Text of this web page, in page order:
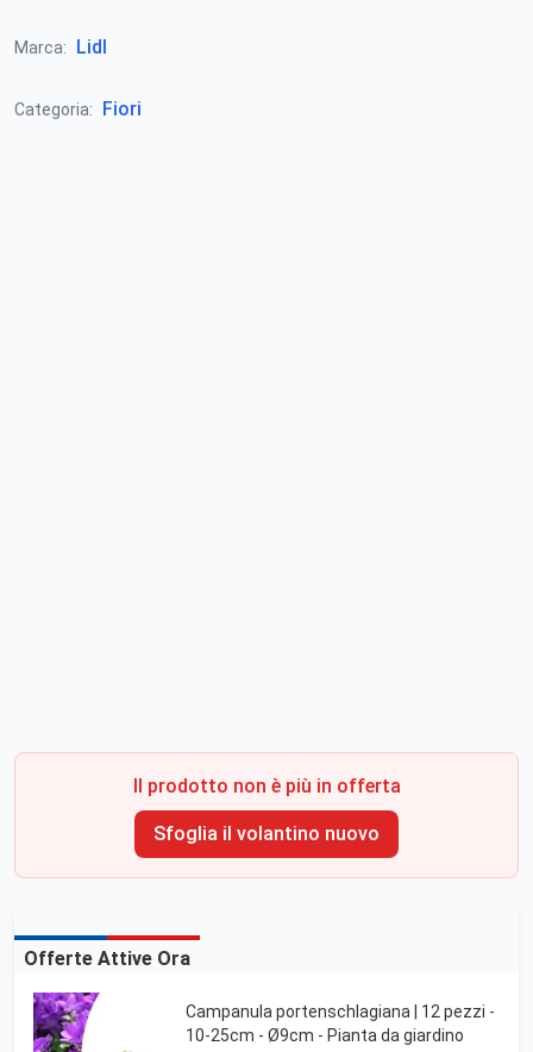
Marca: Lidl
Categoria: Fiori
Il prodotto non è più in offerta
Sfoglia il volantino nuovo
Offerte Attive Ora
Campanula portenschlagiana | 12 pezzi -
10-25cm - Ø9cm - Pianta da giardino